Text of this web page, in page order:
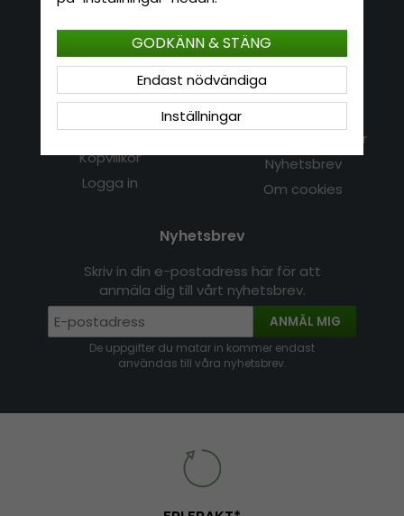
Kundservice
Kontakt
Jag vill göra en retur
Köpvillkor
Logga in
Information
Populära sökningar
Nyhetsbrev
Om cookies
Nyhetsbrev
Skriv in din e-postadress här för att
anmäla dig till vårt nyhetsbrev.
ANMÄL MIG
De uppgifter du matar in kommer endast
användas till våra nyhetsbrev.
Inställningar
Endast nödvändiga
GODKÄNN & STÄNG